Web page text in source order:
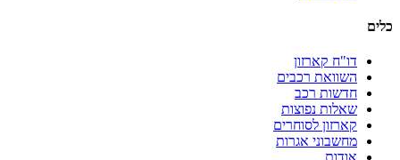
כלים
דו"ח קארזון
השוואת רכבים
חדשות רכב
שאלות נפוצות
קארזון לסוחרים
מחשבוני אגרות